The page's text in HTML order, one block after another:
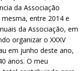
da Associação
mesma, entre 2014 e
da Associação, em
organizar o XXXV
em junho deste ano,
anos. O meu